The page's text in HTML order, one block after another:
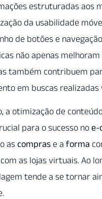
estruturadas aos
da usabilidade
de botões e
não apenas
também contribuem
em buscas
a otimização de
para o sucesso no e-
ascompras e a forma
as lojas virtuais. Ao
tende a se tornar